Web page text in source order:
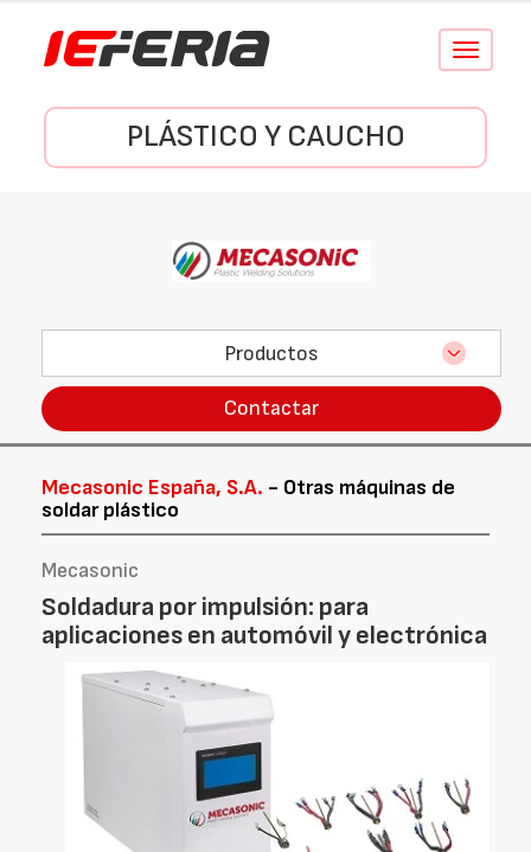
Conmutar
PLÁSTICO Y CAUCHO
Productos
Contactar
Mecasonic España, S.A. - Otras máquinas de
soldar plástico
Mecasonic
Soldadura por impulsión: para
aplicaciones en automóvil y electrónica